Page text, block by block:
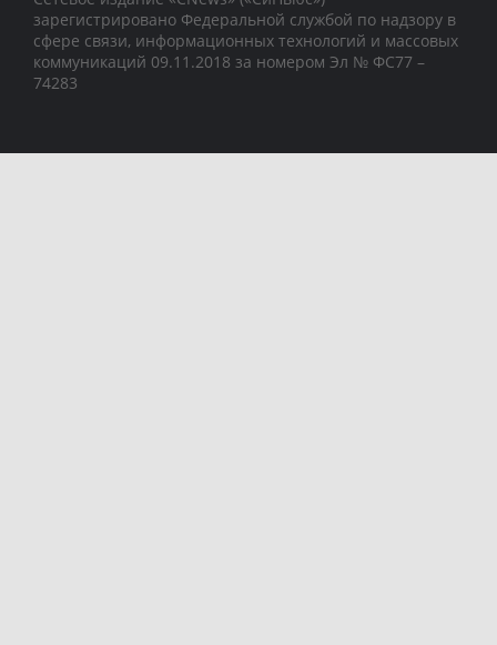
зарегистрировано Федеральной службой по надзору в
сфере связи, информационных технологий и массовых
коммуникаций 09.11.2018 за номером Эл № ФС77 –
74283